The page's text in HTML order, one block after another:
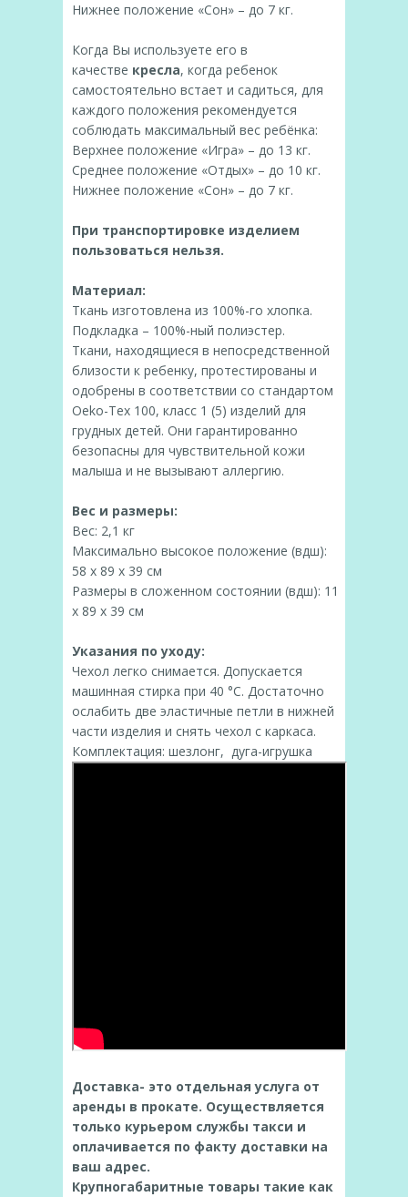
Нижнее положение «Сон» – до 7 кг.
Когда Вы используете его в
качестве кресла, когда ребенок
самостоятельно встает и садиться, для
каждого положения рекомендуется
соблюдать максимальный вес ребёнка:
Верхнее положение «Игра» – до 13 кг.
Среднее положение «Отдых» – до 10 кг.
Нижнее положение «Сон» – до 7 кг.
При транспортировке изделием
пользоваться нельзя.
Материал:
Ткань изготовлена из 100%-го хлопка.
Подкладка – 100%-ный полиэстер.
Ткани, находящиеся в непосредственной
близости к ребенку, протестированы и
одобрены в соответствии со стандартом
Oeko-Tex 100, класс 1 (5) изделий для
грудных детей. Они гарантированно
безопасны для чувствительной кожи
малыша и не вызывают аллергию.
Вес и размеры:
Вес: 2,1 кг
Максимально высокое положение (вдш):
58 x 89 x 39 см
Размеры в сложенном состоянии (вдш): 11
x 89 x 39 см
Указания по уходу:
Чехол легко снимается. Допускается
машинная стирка при 40 °C. Достаточно
ослабить две эластичные петли в нижней
части изделия и снять чехол с каркаса.
Комплектация: шезлонг, дуга-игрушка
Доставка- это отдельная услуга от
аренды в прокате. Осуществляется
только курьером службы такси и
оплачивается по факту доставки на
ваш адрес.
Крупногабаритные товары такие как